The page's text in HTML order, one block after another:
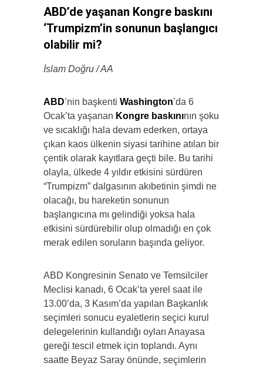
ABD’de yaşanan Kongre baskını
‘Trumpizm’in sonunun başlangıcı
olabilir mi?
İslam Doğru / AA
ABD’nin başkenti Washington’da 6
Ocak’ta yaşanan Kongre baskınının şoku
ve sıcaklığı hala devam ederken, ortaya
çıkan kaos ülkenin siyasi tarihine atılan bir
çentik olarak kayıtlara geçti bile. Bu tarihi
olayla, ülkede 4 yıldır etkisini sürdüren
“Trumpizm” dalgasının akıbetinin şimdi ne
olacağı, bu hareketin sonunun
başlangıcına mı gelindiği yoksa hala
etkisini sürdürebilir olup olmadığı en çok
merak edilen soruların başında geliyor.
ABD Kongresinin Senato ve Temsilciler
Meclisi kanadı, 6 Ocak’ta yerel saat ile
13.00’da, 3 Kasım’da yapılan Başkanlık
seçimleri sonucu eyaletlerin seçici kurul
delegelerinin kullandığı oyları Anayasa
gereği tescil etmek için toplandı. Aynı
saatte Beyaz Saray önünde, seçimlerin